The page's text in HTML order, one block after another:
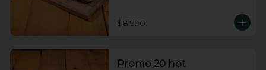
$8.990
Promo 20 hot